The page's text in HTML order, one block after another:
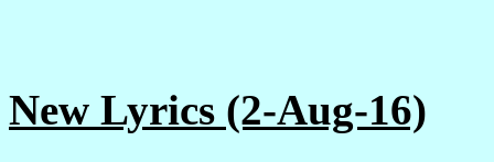
New Lyrics (2-Aug-16)